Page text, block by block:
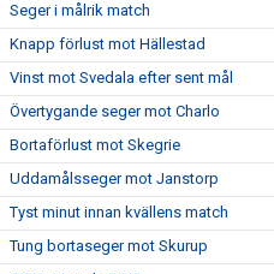
Seger i målrik match
Knapp förlust mot Hällestad
Vinst mot Svedala efter sent mål
Övertygande seger mot Charlo
Bortaförlust mot Skegrie
Uddamålsseger mot Janstorp
Tyst minut innan kvällens match
Tung bortaseger mot Skurup